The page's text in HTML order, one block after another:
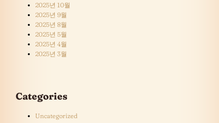
2025년 10월
2025년 9월
2025년 8월
2025년 5월
2025년 4월
2025년 3월
Categories
Uncategorized